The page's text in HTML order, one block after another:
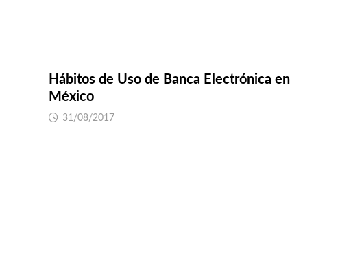
Hábitos de Uso de Banca Electrónica en
México
31/08/2017